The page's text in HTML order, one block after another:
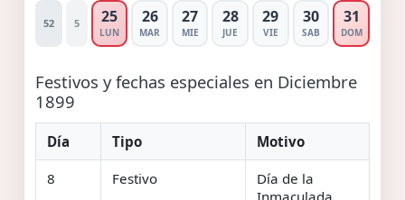
52 5 25
LUN
26
MAR
27
MIE
28
JUE
29
VIE
30
SAB
31
DOM
Festivos y fechas especiales en Diciembre
1899
Día Tipo Motivo
8 Festivo
Día de la
Inmaculada